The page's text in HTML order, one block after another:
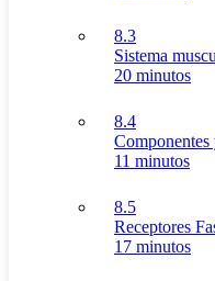
8.3
Sistema
20 minutos
8.4
Componentes
11 minutos
8.5
Receptores
17 minutos